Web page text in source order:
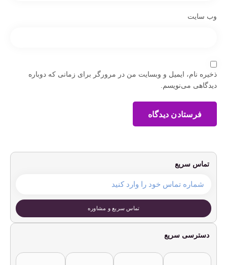
وب‌ سایت
ذخیره نام، ایمیل و وبسایت من در مرورگر برای زمانی که دوباره
دیدگاهی می‌نویسم.
فرستادن دیدگاه
تماس سریع
تماس سریع و مشاوره
دسترسی سریع